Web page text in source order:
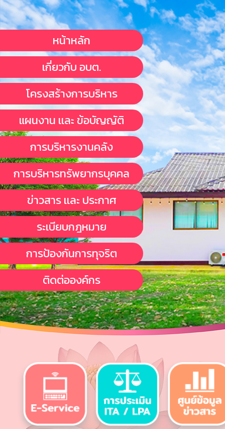
หน้าหลัก
เกี่ยวกับ อบต.
โครงสร้างการบริหาร
แผนงาน เเละ ข้อบัญญัติ
การบริหารงานคลัง
การบริหารทรัพยากรบุคคล
ข่าวสาร เเละ ประกาศ
ระเบียบกฎหมาย
การป้องกันการทุจริต
ติดต่อองค์กร